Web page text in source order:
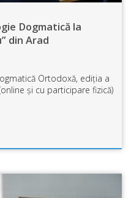
Dogmatică la
din Arad
Ortodoxă, ediția a
și cu participare fizică)